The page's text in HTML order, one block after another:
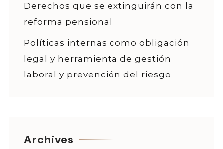
Derechos que se extinguirán con la
reforma pensional
Políticas internas como obligación
legal y herramienta de gestión
laboral y prevención del riesgo
Archives